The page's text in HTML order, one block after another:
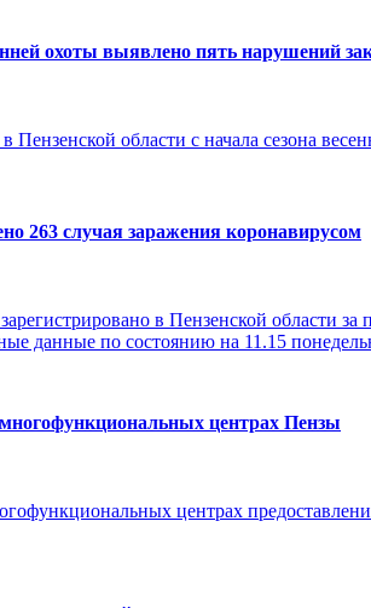
охоты выявлено пять нарушений
области с начала сезона
263 случая заражения коронавирусом
в Пензенской области
данные по состоянию на 11.15
центрах Пензы
центрах